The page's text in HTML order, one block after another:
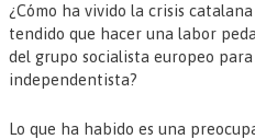
¿Cómo ha vivido la crisis
tendido que hacer una labor
del grupo socialista europeo
independentista?
Lo que ha habido es una